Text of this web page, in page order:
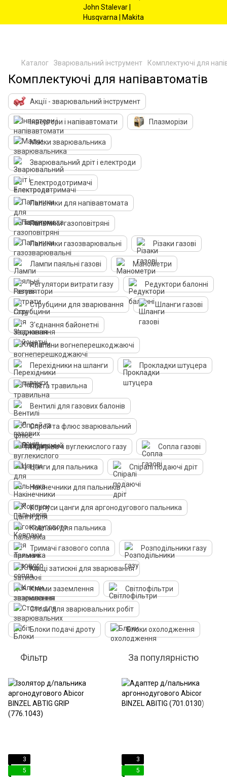
Каталог Зварювальний інструмент Комплектуючі для
Комплектуючі для напівавтоматів
Акції - зварювальний інструмент
Інвертори і напівавтомати Плазморізи
Маски зварювальника
Зварювальний дріт і електроди
Електродотримачі
Пальники для напівавтомата
Пальники газоповітряні
Пальники газозварювальні Різаки газові
Лампи паяльні газові Манометри
Регулятори витрати газу Редуктори балонні
Струбцини для зварювання Шланги газові
З'єднання байонетні
Клапани вогнеперешкоджаючі
Перехідники на шланги Прокладки штуцера
Паста травильна
Вентилі для газових балонів
Спрей та флюс зварювальний
Підігрівачі вуглекислого газу Сопла газові
Цанги для пальника Спіралі подаючі дріт
Накінечники для пальників
Корпуси цанги для аргонодугового пальника
Ковпаки для пальника
Тримачі газового сопла Розподільники газу
Кліщі затискні для зварювання
Клеми заземлення Світлофільтри
Столи для зварювальних робіт
Блоки подачі дроту Блоки охолодження
Фільтр За популярністю
3
5
3
5